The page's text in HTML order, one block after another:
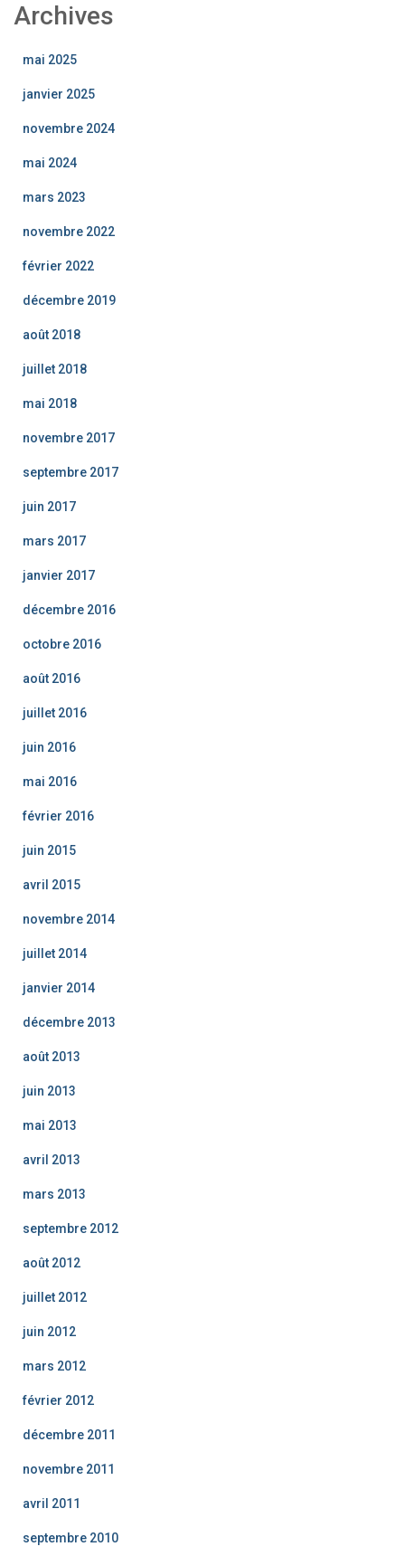
Archives
mai 2025
janvier 2025
novembre 2024
mai 2024
mars 2023
novembre 2022
février 2022
décembre 2019
août 2018
juillet 2018
mai 2018
novembre 2017
septembre 2017
juin 2017
mars 2017
janvier 2017
décembre 2016
octobre 2016
août 2016
juillet 2016
juin 2016
mai 2016
février 2016
juin 2015
avril 2015
novembre 2014
juillet 2014
janvier 2014
décembre 2013
août 2013
juin 2013
mai 2013
avril 2013
mars 2013
septembre 2012
août 2012
juillet 2012
juin 2012
mars 2012
février 2012
décembre 2011
novembre 2011
avril 2011
septembre 2010